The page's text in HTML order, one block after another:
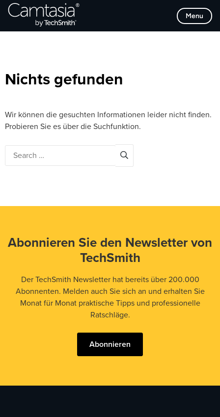
Direkt
zum
Menu
Browse Categories
Nichts gefunden
Wir können die gesuchten Informationen leider nicht finden.
Probieren Sie es über die Suchfunktion.
Abonnieren Sie den Newsletter von
TechSmith
Der TechSmith Newsletter hat bereits über 200.000
Abonnenten. Melden auch Sie sich an und erhalten Sie
Monat für Monat praktische Tipps und professionelle
Ratschläge.
Abonnieren